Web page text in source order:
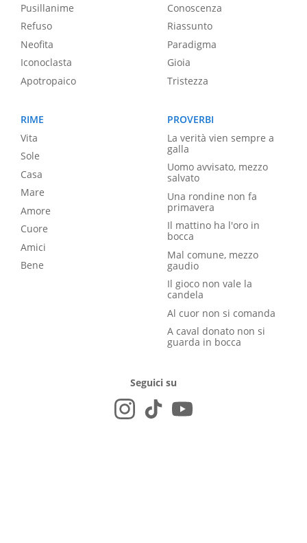
Pusillanime
Refuso
Neofita
Iconoclasta
Apotropaico
Conoscenza
Riassunto
Paradigma
Gioia
Tristezza
RIME
Vita
Sole
Casa
Mare
Amore
Cuore
Amici
Bene
PROVERBI
La verità vien sempre a
galla
Uomo avvisato, mezzo
salvato
Una rondine non fa
primavera
Il mattino ha l'oro in
bocca
Mal comune, mezzo
gaudio
Il gioco non vale la
candela
Al cuor non si comanda
A caval donato non si
guarda in bocca
Seguici su